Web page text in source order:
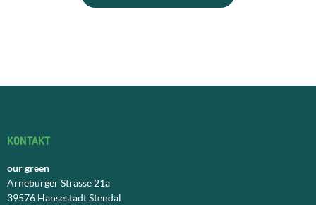
KONTAKT
our green
Arneburger Strasse 21a
39576 Hansestadt Stendal